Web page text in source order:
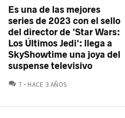
Es una de las mejores
series de 2023 con el sello
del director de 'Star Wars:
Los Últimos Jedi': llega a
SkyShowtime una joya del
suspense televisivo
7 COMENTARIOS
HACE 3 AÑOS